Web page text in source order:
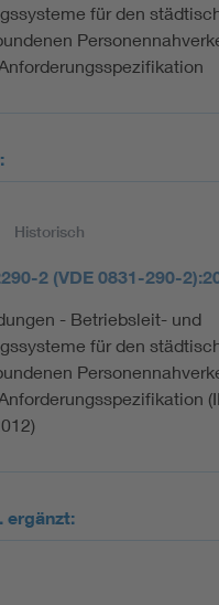
für den
Historisch
2 (VDE 0831-290-
- Betriebsleit- und
für den
ergänzt: